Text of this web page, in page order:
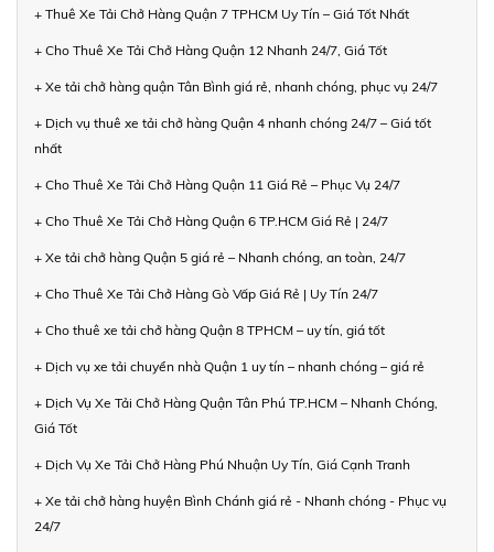
+ Thuê Xe Tải Chở Hàng Quận 7 TPHCM Uy Tín – Giá Tốt Nhất
+ Cho Thuê Xe Tải Chở Hàng Quận 12 Nhanh 24/7, Giá Tốt
+ Xe tải chở hàng quận Tân Bình giá rẻ, nhanh chóng, phục vụ 24/7
+ Dịch vụ thuê xe tải chở hàng Quận 4 nhanh chóng 24/7 – Giá tốt
nhất
+ Cho Thuê Xe Tải Chở Hàng Quận 11 Giá Rẻ – Phục Vụ 24/7
+ Cho Thuê Xe Tải Chở Hàng Quận 6 TP.HCM Giá Rẻ | 24/7
+ Xe tải chở hàng Quận 5 giá rẻ – Nhanh chóng, an toàn, 24/7
+ Cho Thuê Xe Tải Chở Hàng Gò Vấp Giá Rẻ | Uy Tín 24/7
+ Cho thuê xe tải chở hàng Quận 8 TPHCM – uy tín, giá tốt
+ Dịch vụ xe tải chuyển nhà Quận 1 uy tín – nhanh chóng – giá rẻ
+ Dịch Vụ Xe Tải Chở Hàng Quận Tân Phú TP.HCM – Nhanh Chóng,
Giá Tốt
+ Dịch Vụ Xe Tải Chở Hàng Phú Nhuận Uy Tín, Giá Cạnh Tranh
+ Xe tải chở hàng huyện Bình Chánh giá rẻ - Nhanh chóng - Phục vụ
24/7